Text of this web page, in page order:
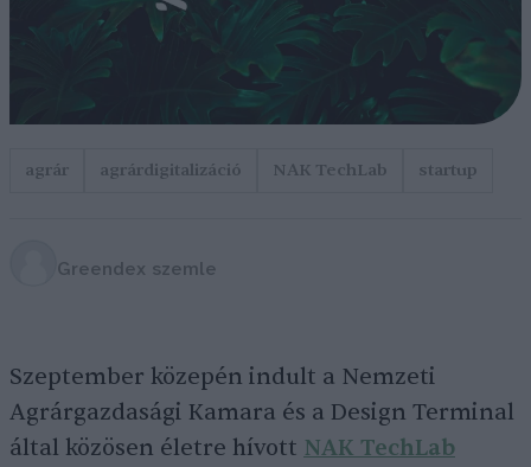
agrár agrárdigitalizáció NAK TechLab startup
Greendex szemle
Szeptember közepén indult a Nemzeti
Agrárgazdasági Kamara és a Design Terminal
által közösen életre hívott NAK TechLab